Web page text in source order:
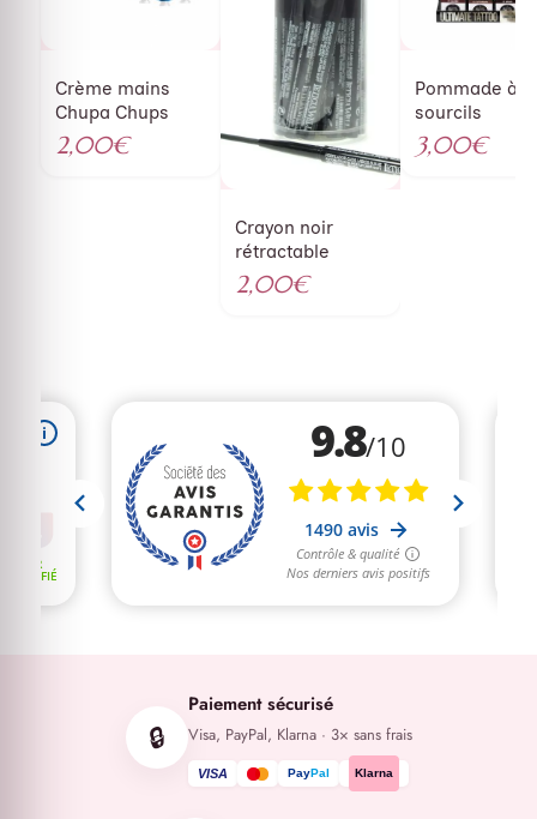
Crème mains
Chupa Chups
2,00€
Crayon noir
rétractable
2,00€
Pommade à
sourcils
3,00€
🔒
Paiement sécurisé
Visa, PayPal, Klarna · 3× sans frais
VISA PayPal Klarna